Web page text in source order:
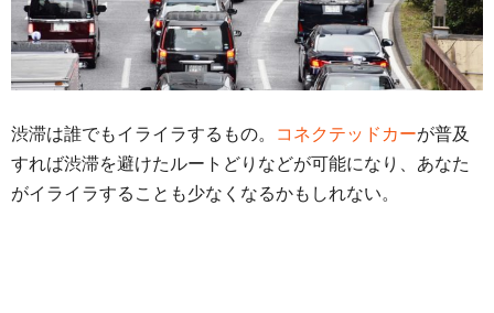
渋滞は誰でもイライラするもの。 コネクテッドカーが普及
すれば渋滞を避けたルートどりなどが可能になり、あなた
がイライラすることも少なくなるかもしれない。